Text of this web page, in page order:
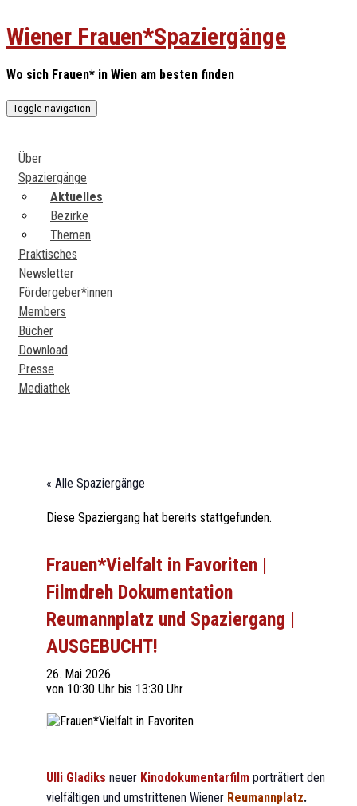
to
content
Wiener Frauen*Spaziergänge
Wo sich Frauen* in Wien am besten finden
Toggle navigation
Über
Spaziergänge
Aktuelles
Bezirke
Themen
Praktisches
Newsletter
Fördergeber*innen
Members
Bücher
Download
Presse
Mediathek
« Alle Spaziergänge
Diese Spaziergang hat bereits stattgefunden.
Frauen*Vielfalt in Favoriten |
Filmdreh Dokumentation
Reumannplatz und Spaziergang |
AUSGEBUCHT!
26. Mai 2026
von 10:30 Uhr bis 13:30 Uhr
Ulli Gladiks neuer Kinodokumentarfilm porträtiert den
vielfältigen und umstrittenen Wiener Reumannplatz.